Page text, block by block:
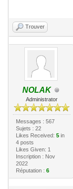
Trouver
NOLAK
Administrator
Messages : 567
Sujets : 22
Likes Received: 5in
4 posts
Likes Given: 1
Inscription : Nov
2022
Réputation : 6